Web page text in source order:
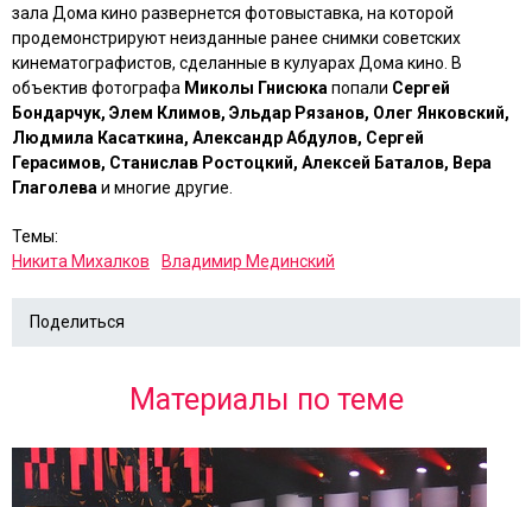
зала Дома кино развернется фотовыставка, на которой
продемонстрируют неизданные ранее снимки советских
кинематографистов, сделанные в кулуарах Дома кино. В
объектив фотографа Миколы Гнисюка попали Сергей
Бондарчук, Элем Климов, Эльдар Рязанов, Олег Янковский,
Людмила Касаткина, Александр Абдулов, Сергей
Герасимов, Станислав Ростоцкий, Алексей Баталов, Вера
Глаголева и многие другие.
Темы:
Никита Михалков
Владимир Мединский
Поделиться
Материалы по теме